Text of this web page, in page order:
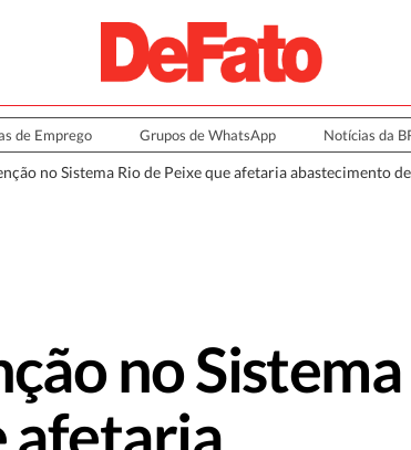
de Emprego Grupos de WhatsApp Notícias da
no Sistema Rio de Peixe que afetaria abastecimento
no Sistema
afetaria